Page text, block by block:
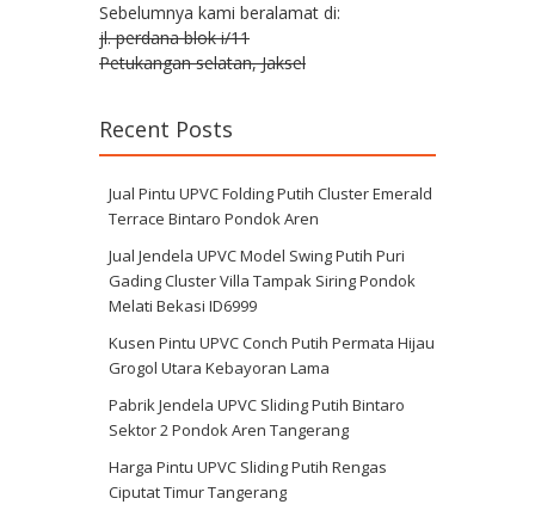
Sebelumnya kami beralamat di:
jl. perdana blok i/11
Petukangan selatan, Jaksel
Recent Posts
Jual Pintu UPVC Folding Putih Cluster Emerald
Terrace Bintaro Pondok Aren
Jual Jendela UPVC Model Swing Putih Puri
Gading Cluster Villa Tampak Siring Pondok
Melati Bekasi ID6999
Kusen Pintu UPVC Conch Putih Permata Hijau
Grogol Utara Kebayoran Lama
Pabrik Jendela UPVC Sliding Putih Bintaro
Sektor 2 Pondok Aren Tangerang
Harga Pintu UPVC Sliding Putih Rengas
Ciputat Timur Tangerang